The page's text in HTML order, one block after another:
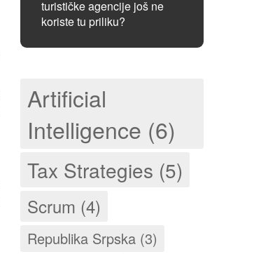
turističke agencije još ne
koriste tu priliku?
Artificial
Intelligence (6)
Tax Strategies (5)
Scrum (4)
Republika Srpska (3)